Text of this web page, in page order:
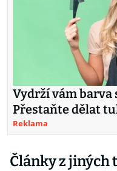
Vydrží vám barva
Přestaňte dělat
Reklama
Články z jiných